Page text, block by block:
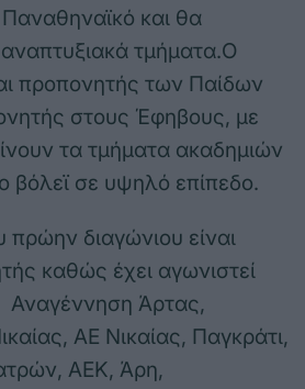
και θα
τμήματα.Ο
προπονητής των Παίδων
στους Έφηβους, με
τα τμήματα ακαδημιών
βόλεϊ σε υψηλό επίπεδο.
πρώην διαγώνιου είναι
καθώς έχει αγωνιστεί
Αναγέννηση Άρτας,
ΑΕ Νικαίας, Παγκράτι,
ΑΕΚ, Άρη,